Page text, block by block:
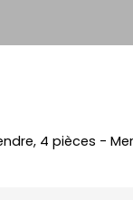
4 pièces -